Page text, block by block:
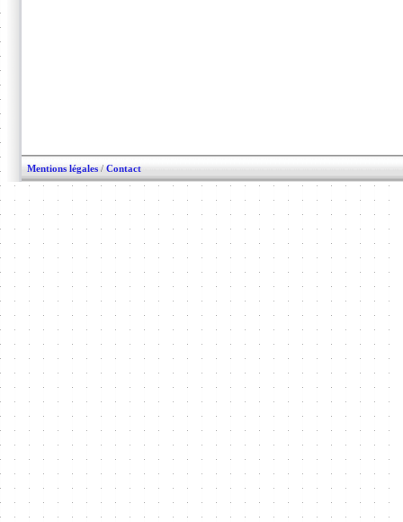
Mentions légales / Contact